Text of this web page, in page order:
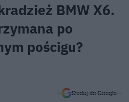
pościgu?
BMW X6.
po
pościgu?
Dodaj do Google